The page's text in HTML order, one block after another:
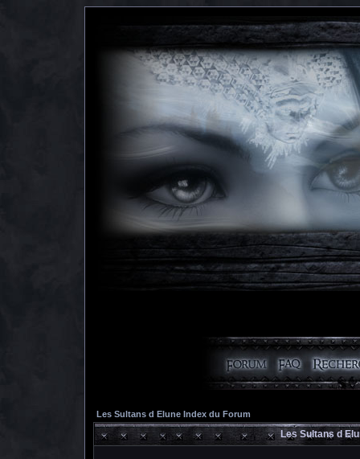
Les Sultans d Elune Index du Forum
Les Sultans d